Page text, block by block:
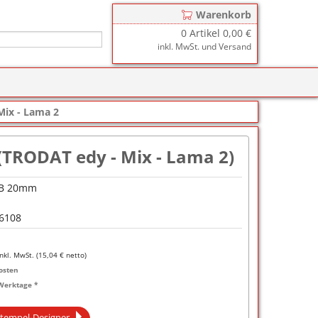
Warenkorb
0Artikel 0,00 €
inkl. MwSt. und Versand
für COLOP Printer
für COLOP Heavy Duty
für TRODAT Printy
für TRODAT Professional
III
Stempelkissen196
Stempelfarbe
Farben
191
- Lama 2
edy - Mix - Lama 2)
20mm
MwSt. (15,04 € netto)
*